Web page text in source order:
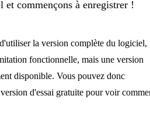
commençons à enregistrer !
la version complète du logiciel,
fonctionnelle, mais une version
disponible. Vous pouvez donc
d'essai gratuite pour voir